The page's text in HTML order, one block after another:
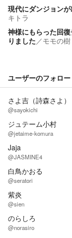
現代にダンジョン
キトラ
神様にもらった回
りました／モモの樹
ユーザーのフォロー
さよ吉（詩森さよ）
@sayokichi
ジュテーム小村
@jetaime-komura
Jaja
@JASMINE4
白鳥かおる
@seratori
紫炎
@sien
のらしろ
@norasiro